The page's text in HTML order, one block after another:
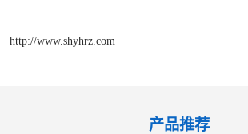
http://www.shyhrz.com
产品推荐